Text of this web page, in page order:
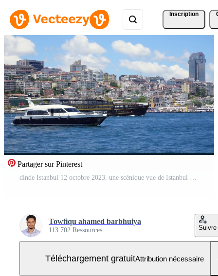
Inscription
Partager sur Pinterest
dinde Istanbul 12 octobre 2023. une scénique vue de Istanbul avec une traditionnel traversier en voyageant sur le le bosphore rivière Vidéo Gratuite
Towfiqu ahamed barbhuiya
113 702 Ressources Suivre
Téléchargement gratuitAttribution nécessaire